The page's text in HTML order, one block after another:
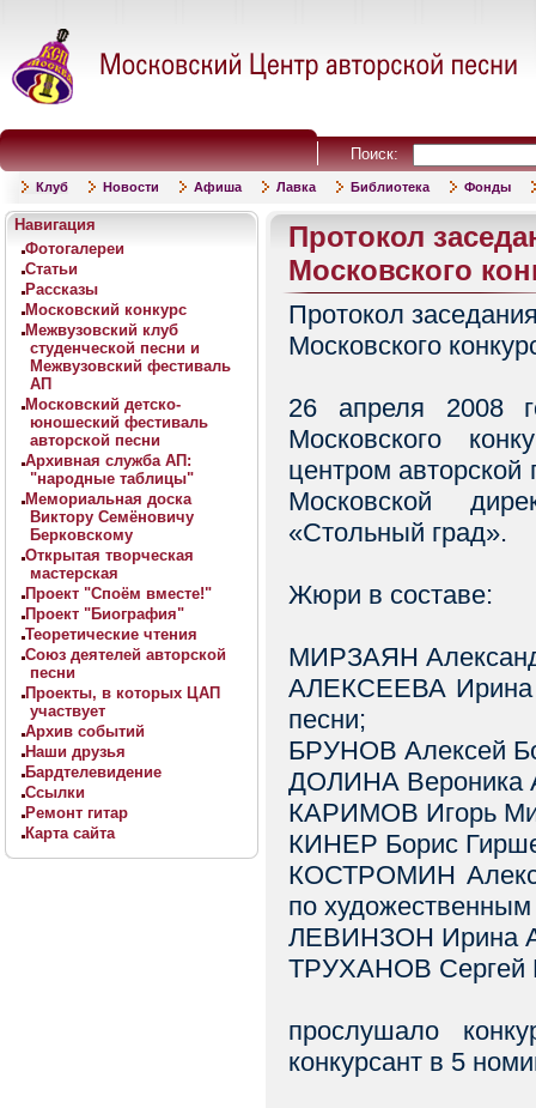
Поиск:
Клуб Новости Афиша Лавка Библиотека Фонды
Навигация
Фотогалереи
Статьи
Рассказы
Московский конкурс
Межвузовский клуб
студенческой песни и
Межвузовский фестиваль
АП
Московский детско-
юношеский фестиваль
авторской песни
Архивная служба АП:
"народные таблицы"
Мемориальная доска
Виктору Семёновичу
Берковскому
Открытая творческая
мастерская
Проект "Споём вместе!"
Проект "Биография"
Теоретические чтения
Союз деятелей авторской
песни
Проекты, в которых ЦАП
участвует
Архив событий
Наши друзья
Бардтелевидение
Ссылки
Ремонт гитар
Карта сайта
Протокол
Московского
Протокол
Московского
26 апреля 2008
Московского
центром
Московской
«Стольный град».
Жюри в составе:
МИРЗАЯН
АЛЕКСЕЕВА Ирина
песни;
БРУНОВ Алексей
ДОЛИНА Вероника
КАРИМОВ Игорь
КИНЕР Борис
КОСТРОМИН
по
ЛЕВИНЗОН Ирина
ТРУХАНОВ Сергей
прослушало
конкурсант в 5